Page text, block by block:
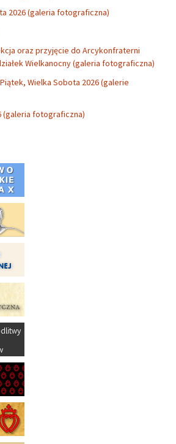
2026 (galeria fotograficzna)
oraz przyjęcie do Arcykonfraterni
Wielkanocny (galeria fotograficzna)
Wielka Sobota 2026 (galerie
(galeria fotograficzna)